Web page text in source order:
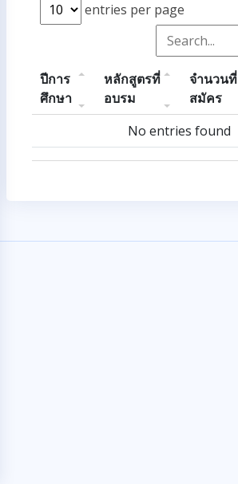
entries per page
ปีการ
ศึกษา
หลักสูตรที่
อบรม
จำนวนที่
สมัคร
No entries found